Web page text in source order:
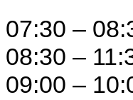
07:30 –
08:30 –
09:00 –